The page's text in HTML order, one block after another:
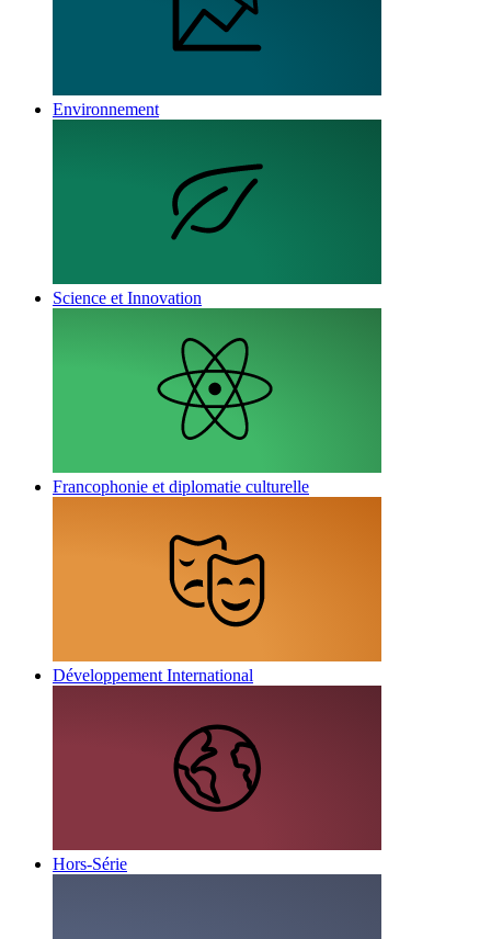
Environnement
Science et Innovation
Francophonie et diplomatie culturelle
Développement International
Hors-Série